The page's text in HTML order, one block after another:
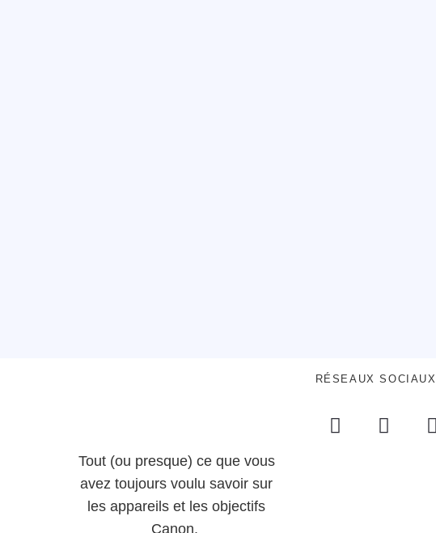
Tout (ou presque) ce que vous
avez toujours voulu savoir sur
les appareils et les objectifs
Canon.
RÉSEAUX SOCIAUX